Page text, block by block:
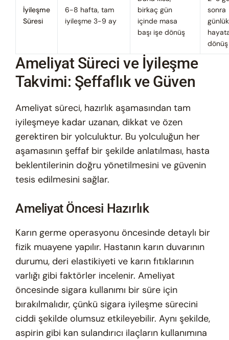
İyileşme
Süresi
6-8 hafta, tam
iyileşme 3-9 ay
birkaç gün
içinde masa
başı işe dönüş
sonra
günlük
dönüş
Ameliyat Süreci ve İyileşme
Takvimi: Şeffaflık ve Güven
Ameliyat süreci, hazırlık aşamasından tam
iyileşmeye kadar uzanan, dikkat ve özen
gerektiren bir yolculuktur. Bu yolculuğun her
aşamasının şeffaf bir şekilde anlatılması, hasta
beklentilerinin doğru yönetilmesini ve güvenin
tesis edilmesini sağlar.
Ameliyat Öncesi Hazırlık
Karın germe operasyonu öncesinde detaylı bir
fizik muayene yapılır. Hastanın karın duvarının
durumu, deri elastikiyeti ve karın fıtıklarının
varlığı gibi faktörler incelenir. Ameliyat
öncesinde sigara kullanımı bir süre için
bırakılmalıdır, çünkü sigara iyileşme sürecini
ciddi şekilde olumsuz etkileyebilir. Aynı şekilde,
aspirin gibi kan sulandırıcı ilaçların kullanımına